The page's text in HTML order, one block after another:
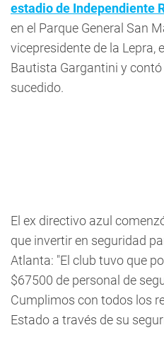
estadio de Independiente
en el Parque General San
vicepresidente de la Lepra,
Bautista Gargantini y
sucedido.
El ex directivo azul
que invertir en seguridad
Atlanta: "El club tuvo que
$67500 de personal de
Cumplimos con todos los
Estado a través de su